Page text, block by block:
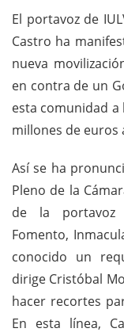
El portavoz de
Castro ha
nueva
en contra de un
esta comunidad a
millones de euros
Así se ha
Pleno de la
de la portavoz
Fomento,
conocido un
dirige Cristóbal
hacer recortes
En esta línea,